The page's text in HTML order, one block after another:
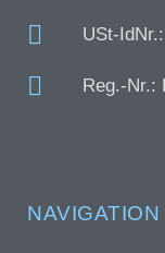
USt-
Reg.-Nr.:
NAVIGATION